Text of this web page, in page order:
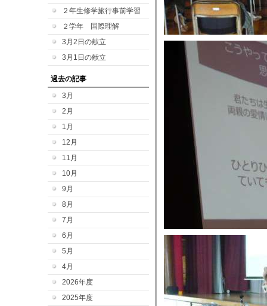
２年生修学旅行事前学習
２学年 国際理解
3月2日の献立
3月1日の献立
過去の記事
3月
2月
1月
12月
11月
10月
9月
8月
7月
6月
5月
4月
2026年度
2025年度